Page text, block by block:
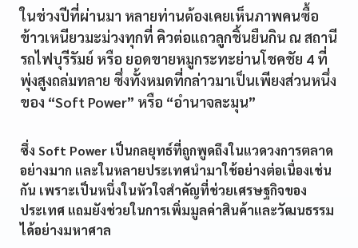
ในช่วงปีที่ผ่านมา หลายท่านต้องเคยเห็นภาพคนซื้อ
ข้าวเหนียวมะม่วงทุกที่ คิวต่อแถวลูกชิ้นยืนกิน ณ สถานี
รถไฟบุรีรัมย์ หรือ ยอดขายหมูกระทะย่านโชคชัย 4 ที่
พุ่งสูงถล่มทลาย ซึ่งทั้งหมดที่กล่าวมาเป็นเพียงส่วนหนึ่ง
ของ “Soft Power” หรือ “อำนาจละมุน”
ซึ่ง Soft Power เป็นกลยุทธ์ที่ถูกพูดถึงในแวดวงการตลาด
อย่างมาก และในหลายประเทศนำมาใช้อย่างต่อเนื่องเช่น
กัน เพราะเป็นหนึ่งในหัวใจสำคัญที่ช่วยเศรษฐกิจของ
ประเทศ แถมยังช่วยในการเพิ่มมูลค่าสินค้าและวัฒนธรรม
ได้อย่างมหาศาล